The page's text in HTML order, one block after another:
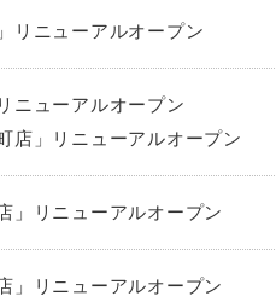
リニューアルオープン
ニューアルオープン
店」リニューアルオープン
」リニューアルオープン
」リニューアルオープン